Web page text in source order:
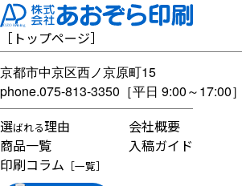
［ トップページ］
京都市中京区西ノ京原町15
phone.075-813-3350 ［平日 9:00～17:00］
選ばれる理由
会社概要
商品一覧
入稿ガイド
印刷コラム ［一覧］